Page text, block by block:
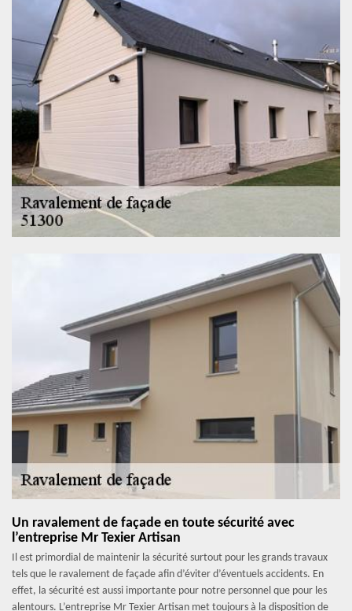
Un ravalement de façade en toute sécurité avec
l’entreprise Mr Texier Artisan
Il est primordial de maintenir la sécurité surtout pour les grands travaux
tels que le ravalement de façade afin d’éviter d’éventuels accidents. En
effet, la sécurité est aussi importante pour notre personnel que pour les
alentours. L’entreprise Mr Texier Artisan met toujours à la disposition de